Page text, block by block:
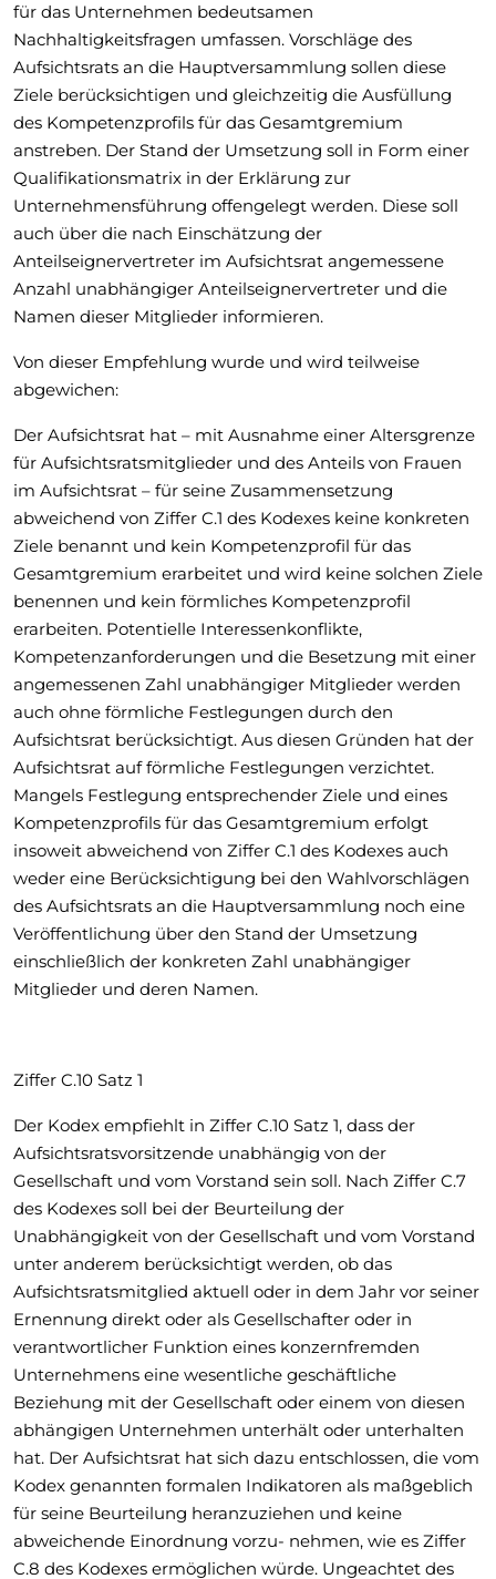
für das Unternehmen bedeutsamen
Nachhaltigkeitsfragen umfassen. Vorschläge des
Aufsichtsrats an die Hauptversammlung sollen diese
Ziele berücksichtigen und gleichzeitig die Ausfüllung
des Kompetenzprofils für das Gesamtgremium
anstreben. Der Stand der Umsetzung soll in Form einer
Qualifikationsmatrix in der Erklärung zur
Unternehmensführung offengelegt werden. Diese soll
auch über die nach Einschätzung der
Anteilseignervertreter im Aufsichtsrat angemessene
Anzahl unabhängiger Anteilseignervertreter und die
Namen dieser Mitglieder informieren.
Von dieser Empfehlung wurde und wird teilweise
abgewichen:
Der Aufsichtsrat hat – mit Ausnahme einer Altersgrenze
für Aufsichtsratsmitglieder und des Anteils von Frauen
im Aufsichtsrat – für seine Zusammensetzung
abweichend von Ziffer C.1 des Kodexes keine konkreten
Ziele benannt und kein Kompetenzprofil für das
Gesamtgremium erarbeitet und wird keine solchen Ziele
benennen und kein förmliches Kompetenzprofil
erarbeiten. Potentielle Interessenkonflikte,
Kompetenzanforderungen und die Besetzung mit einer
angemessenen Zahl unabhängiger Mitglieder werden
auch ohne förmliche Festlegungen durch den
Aufsichtsrat berücksichtigt. Aus diesen Gründen hat der
Aufsichtsrat auf förmliche Festlegungen verzichtet.
Mangels Festlegung entsprechender Ziele und eines
Kompetenzprofils für das Gesamtgremium erfolgt
insoweit abweichend von Ziffer C.1 des Kodexes auch
weder eine Berücksichtigung bei den Wahlvorschlägen
des Aufsichtsrats an die Hauptversammlung noch eine
Veröffentlichung über den Stand der Umsetzung
einschließlich der konkreten Zahl unabhängiger
Mitglieder und deren Namen.
Ziffer C.10 Satz 1
Der Kodex empfiehlt in Ziffer C.10 Satz 1, dass der
Aufsichtsratsvorsitzende unabhängig von der
Gesellschaft und vom Vorstand sein soll. Nach Ziffer C.7
des Kodexes soll bei der Beurteilung der
Unabhängigkeit von der Gesellschaft und vom Vorstand
unter anderem berücksichtigt werden, ob das
Aufsichtsratsmitglied aktuell oder in dem Jahr vor seiner
Ernennung direkt oder als Gesellschafter oder in
verantwortlicher Funktion eines konzernfremden
Unternehmens eine wesentliche geschäftliche
Beziehung mit der Gesellschaft oder einem von diesen
abhängigen Unternehmen unterhält oder unterhalten
hat. Der Aufsichtsrat hat sich dazu entschlossen, die vom
Kodex genannten formalen Indikatoren als maßgeblich
für seine Beurteilung heranzuziehen und keine
abweichende Einordnung vorzu- nehmen, wie es Ziffer
C.8 des Kodexes ermöglichen würde. Ungeachtet des